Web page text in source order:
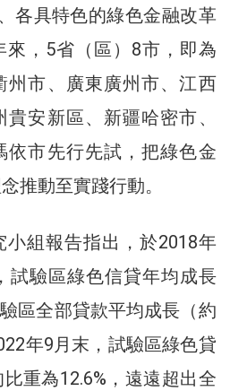
各具特色的綠色金融改革
來，5省（區）8市，即為
州市、廣東廣州市、江西
安新區、新疆哈密市、
依市先行先試，把綠色金
推動至實踐行動。
小組報告指出，於2018年
試驗區綠色信貸年均成長
區全部貸款平均成長（約
年9月末，試驗區綠色貸
重為12.6%，遠遠超出全